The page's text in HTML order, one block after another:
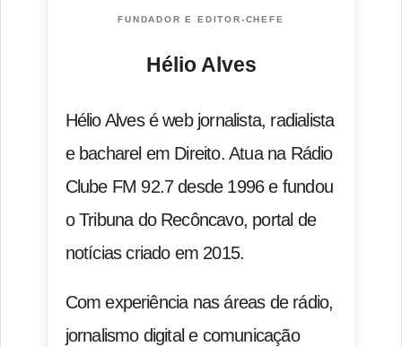
FUNDADOR E EDITOR-CHEFE
Hélio Alves
Hélio Alves é web jornalista, radialista
e bacharel em Direito. Atua na Rádio
Clube FM 92.7 desde 1996 e fundou
o Tribuna do Recôncavo, portal de
notícias criado em 2015.
Com experiência nas áreas de rádio,
jornalismo digital e comunicação